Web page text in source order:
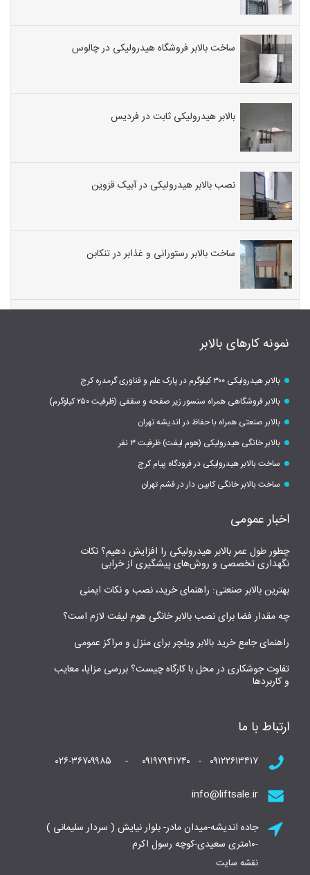
ساخت بالابر فروشگاه هیدرولیکی در چالوس
بالابر هیدرولیکی ثابت در فردیس
نصب بالابر هیدرولیکی در آبیک قزوین
ساخت بالابر رستورانی و غذابر در تنکابن
نمونه کارهای بالابر
بالابر هیدرولیکی ۳۰۰ کیلوگرم در پارک علم و فناوری گرمدره کرج
بالابر فروشگاهی همراه سنسور زیر صفحه و سقفی (ظرفیت ۲۵۰ کیلوگرم)
بالابر صنعتی همراه با حفاظ در اندیشه تهران
بالابر خانگی هیدرولیکی (هوم لیفت) ظرفیت ۳ نفر
ساخت بالابر هیدرولیکی در فرودگاه پیام کرج
ساخت بالابر خانگی کابین دار در فشم تهران
اخبار عمومی
چطور طول عمر بالابر هیدرولیکی را افزایش دهیم؟ نکات
نگهداری تخصصی و روش‌های پیشگیری از خرابی
بهترین بالابر صنعتی: راهنمای خرید، نصب و نکات ایمنی
چه مقدار فضا برای نصب بالابر خانگی هوم لیفت لازم است؟
راهنمای جامع خرید بالابر ویلچر برای منزل و مراکز عمومی
تفاوت جوشکاری در محل با کارگاه چیست؟ بررسی مزایا، معایب
و کاربردها
ارتباط با ما
۰۹۱۲۲۶۱۳۴۱۷ - ۰۹۱۹۷۹۴۱۷۴۰ - ۰۲۶-۳۶۷۰۹۹۸۵
info@liftsale.ir
جاده اندیشه-میدان مادر- بلوار نیایش ( سردار سلیمانی )
-۱۰متری سعیدی-کوچه رسول اکرم
نقشه سایت